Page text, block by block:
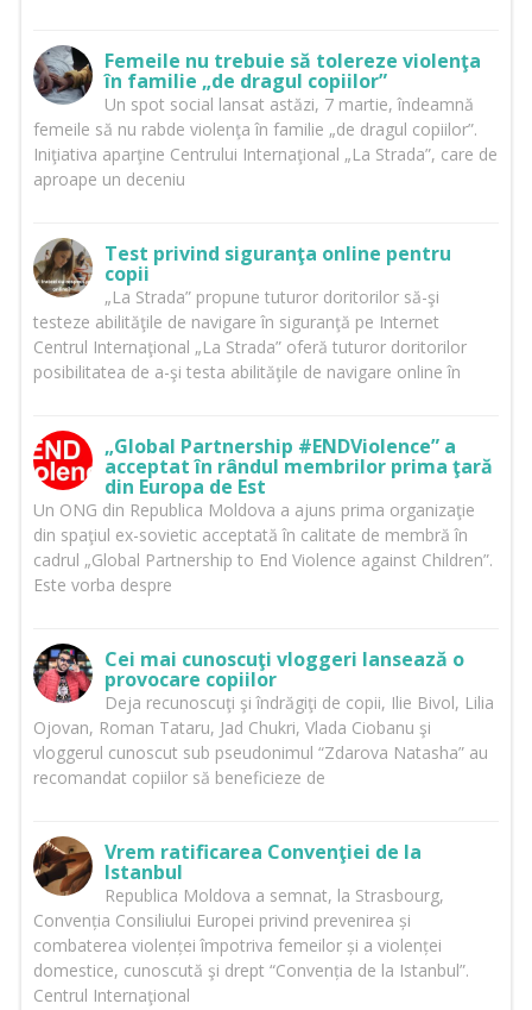
Femeile nu trebuie să tolereze violenţa
în familie „de dragul copiilor”
Un spot social lansat astăzi, 7 martie, îndeamnă
femeile să nu rabde violenţa în familie „de dragul copiilor”.
Iniţiativa aparţine Centrului Internaţional „La Strada”, care de
aproape un deceniu
Test privind siguranţa online pentru
copii
„La Strada” propune tuturor doritorilor să-şi
testeze abilităţile de navigare în siguranţă pe Internet
Centrul Internaţional „La Strada” oferă tuturor doritorilor
posibilitatea de a-şi testa abilităţile de navigare online în
„Global Partnership #ENDViolence” a
acceptat în rândul membrilor prima ţară
din Europa de Est
Un ONG din Republica Moldova a ajuns prima organizaţie
din spaţiul ex-sovietic acceptată în calitate de membră în
cadrul „Global Partnership to End Violence against Children”.
Este vorba despre
Cei mai cunoscuţi vloggeri lansează o
provocare copiilor
Deja recunoscuţi şi îndrăgiţi de copii, Ilie Bivol, Lilia
Ojovan, Roman Tataru, Jad Chukri, Vlada Ciobanu şi
vloggerul cunoscut sub pseudonimul “Zdarova Natasha” au
recomandat copiilor să beneficieze de
Vrem ratificarea Convenţiei de la
Istanbul
Republica Moldova a semnat, la Strasbourg,
Convenția Consiliului Europei privind prevenirea și
combaterea violenței împotriva femeilor și a violenței
domestice, cunoscută şi drept “Convenția de la Istanbul”.
Centrul Internaţional